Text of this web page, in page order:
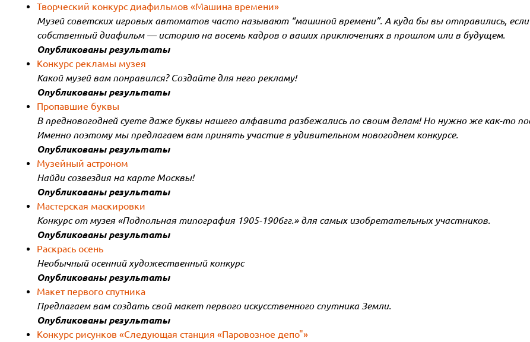
Творческий конкурс диафильмов «Машина времени»
Музей советских игровых автоматов часто называют “машиной времени”. А куда бы вы отправились,
собственный диафильм — историю на восемь кадров о ваших приключениях в прошлом или в будущем.
Опубликованы результаты
Конкурс рекламы музея
Какой музей вам понравился? Создайте для него рекламу!
Опубликованы результаты
Пропавшие буквы
В предновогодней суете даже буквы нашего алфавита разбежались по своим делам! Но нужно же как-то
Именно поэтому мы предлагаем вам принять участие в удивительном новогоднем конкурсе.
Опубликованы результаты
Музейный астроном
Найди созвездия на карте Москвы!
Опубликованы результаты
Мастерская маскировки
Конкурс от музея «Подпольная типография 1905-1906гг.» для самых изобретательных участников.
Опубликованы результаты
Раскрась осень
Необычный осенний художественный конкурс
Опубликованы результаты
Макет первого спутника
Предлагаем вам создать свой макет первого искусственного спутника Земли.
Опубликованы результаты
Конкурс рисунков «Следующая станция «Паровозное депо"»